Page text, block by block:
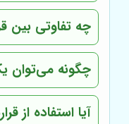
چه تفاوتی بین
چگونه می‌توان
آیا استفاده از